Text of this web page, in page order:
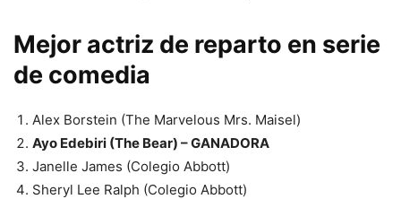
Mejor actriz de reparto en serie
de comedia
Alex Borstein (The Marvelous Mrs. Maisel)
Ayo Edebiri (The Bear) – GANADORA
Janelle James (Colegio Abbott)
Sheryl Lee Ralph (Colegio Abbott)